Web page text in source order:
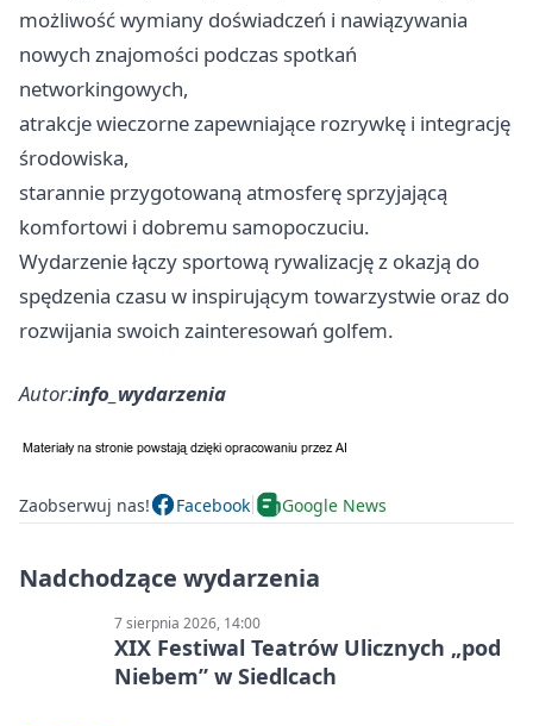
możliwość wymiany doświadczeń i nawiązywania
nowych znajomości podczas spotkań
networkingowych,
atrakcje wieczorne zapewniające rozrywkę i integrację
środowiska,
starannie przygotowaną atmosferę sprzyjającą
komfortowi i dobremu samopoczuciu.
Wydarzenie łączy sportową rywalizację z okazją do
spędzenia czasu w inspirującym towarzystwie oraz do
rozwijania swoich zainteresowań golfem.
Autor:info_wydarzenia
Zaobserwuj nas! Facebook Google News
Nadchodzące wydarzenia
7 sierpnia 2026, 14:00
XIX Festiwal Teatrów Ulicznych „pod
Niebem” w Siedlcach